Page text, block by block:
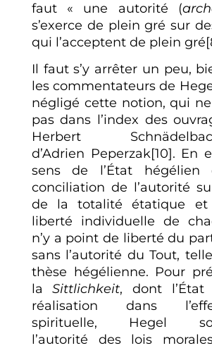
faut « une autorité (
s’exerce de plein gré sur
qui l’acceptent de plein gré
Il faut s’y arrêter un peu,
les commentateurs de
négligé cette notion, qui
pas dans l’index des
Herbert
d’Adrien Peperzak[10]. En
sens de l’État hégélien
conciliation de l’autorité
de la totalité étatique
liberté individuelle de
n’y a point de liberté du
sans l’autorité du Tout,
thèse hégélienne. Pour
laSittlichkeit, dont l’État
réalisation dans
spirituelle, Hegel
l’autorité des lois